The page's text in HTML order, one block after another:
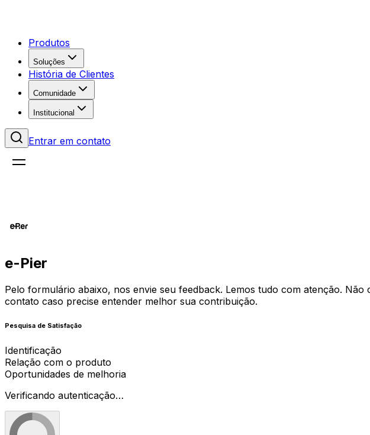
Produtos
Soluções
História de Clientes
Comunidade
Institucional
Entrar em contato
e-Pier
Pelo formulário abaixo, nos envie seu feedback. Lemos tudo com atenção.
contato caso precise entender melhor sua contribuição.
Pesquisa de Satisfação
Identificação
Relação com o produto
Oportunidades de melhoria
Verificando autenticação…